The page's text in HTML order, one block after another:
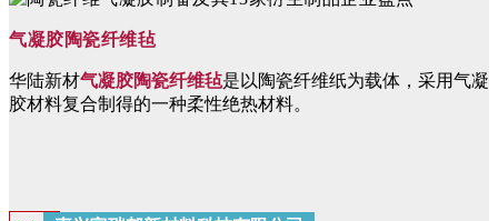
气凝胶陶瓷纤维毡
华陆新材气凝胶陶瓷纤维毡是以陶瓷纤维纸为载体，采用气凝
胶材料复合制得的一种柔性绝热材料。